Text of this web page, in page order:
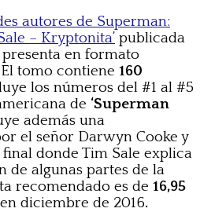
autores de Superman:
– Kryptonita’ publicada
presenta en formato
tomo contiene 160
los números del #1 al #5
de ‘Superman
además una
el señor Darwyn Cooke y
donde Tim Sale explica
de algunas partes de la
recomendado es de 16,95
diciembre de 2016.